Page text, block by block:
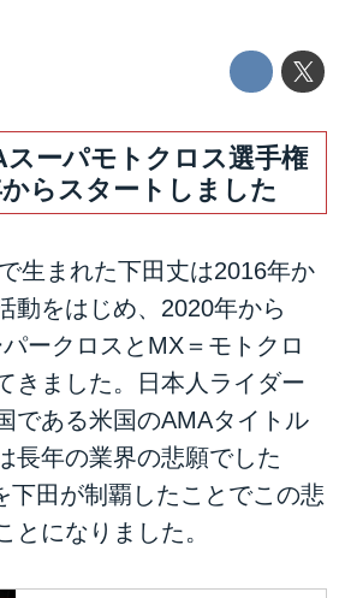
スーパモトクロス選手権
らスタートしました
生まれた下田丈は2016年か
動をはじめ、2020年から
ークロスとMX＝モトクロ
きました。日本人ライダー
である米国のAMAタイトル
長年の業界の悲願でした
下田が制覇したことでこの悲
とになりました。